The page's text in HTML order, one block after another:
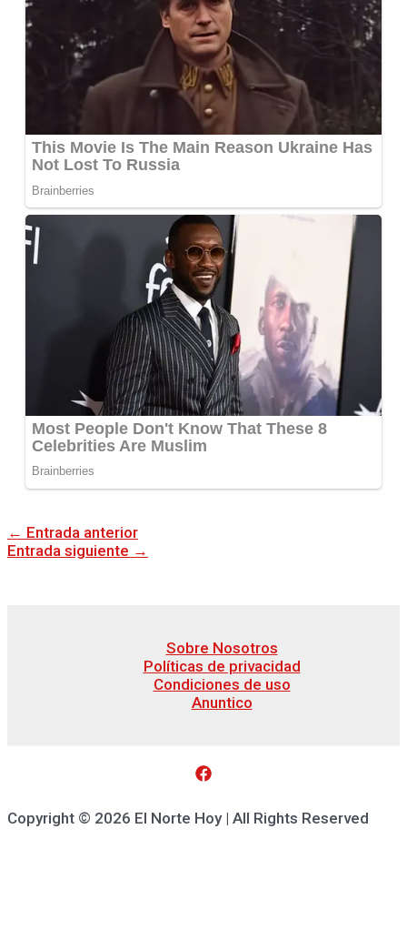
← Entrada anterior
Entrada siguiente →
Sobre Nosotros
Políticas de privacidad
Condiciones de uso
Anuntico
Copyright © 2026 El Norte Hoy | All Rights Reserved